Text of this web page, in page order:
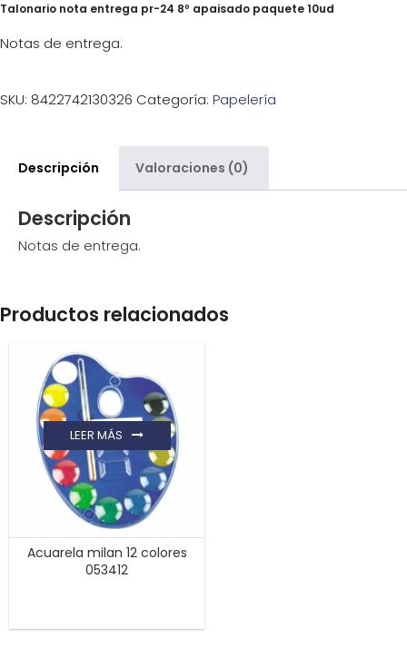
Talonario nota entrega pr-24 8º apaisado paquete 10ud
Notas de entrega.
SKU: 8422742130326 Categoría: Papelería
Descripción Valoraciones (0)
Descripción
Notas de entrega.
Productos relacionados
Acuarela milan 12 colores
053412
LEER MÁS